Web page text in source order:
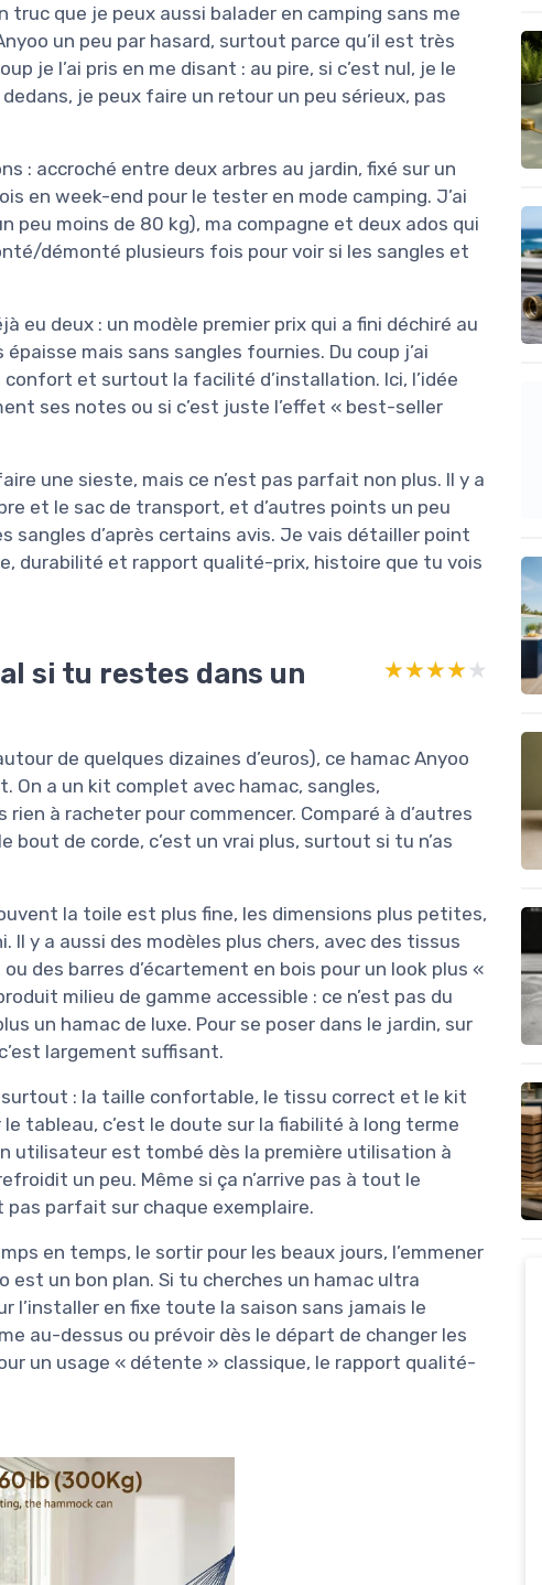
truc que je peux aussi balader en camping sans me
un peu par hasard, surtout parce qu’il est très
je l’ai pris en me disant : au pire, si c’est nul, je le
je peux faire un retour un peu sérieux, pas
: accroché entre deux arbres au jardin, fixé sur un
en week-end pour le tester en mode camping. J’ai
peu moins de 80 kg), ma compagne et deux ados qui
démonté plusieurs fois pour voir si les sangles et
eu deux : un modèle premier prix qui a fini déchiré au
mais sans sangles fournies. Du coup j’ai
et surtout la facilité d’installation. Ici, l’idée
ses notes ou si c’est juste l’effet « best-seller
une sieste, mais ce n’est pas parfait non plus. Il y a
et le sac de transport, et d’autres points un peu
d’après certains avis. Je vais détailler point
durabilité et rapport qualité-prix, histoire que tu vois
si tu restes dans un
★★★★★
★★★★★
de quelques dizaines d’euros), ce hamac Anyoo
a un kit complet avec hamac, sangles,
à racheter pour commencer. Comparé à d’autres
bout de corde, c’est un vrai plus, surtout si tu n’as
la toile est plus fine, les dimensions plus petites,
Il y a aussi des modèles plus chers, avec des tissus
des barres d’écartement en bois pour un look plus «
milieu de gamme accessible : ce n’est pas du
un hamac de luxe. Pour se poser dans le jardin, sur
largement suffisant.
surtout : la taille confortable, le tissu correct et le kit
tableau, c’est le doute sur la fiabilité à long terme
utilisateur est tombé dès la première utilisation à
un peu. Même si ça n’arrive pas à tout le
pas parfait sur chaque exemplaire.
en temps, le sortir pour les beaux jours, l’emmener
est un bon plan. Si tu cherches un hamac ultra
l’installer en fixe toute la saison sans jamais le
au-dessus ou prévoir dès le départ de changer les
un usage « détente » classique, le rapport qualité-